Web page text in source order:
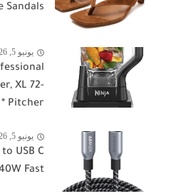
يونيو 5, 2026
XL 72-
Pitcher...
يونيو 5, 2026
USB C
Fast...